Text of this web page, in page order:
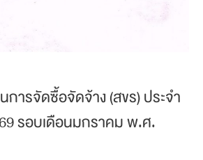
การจัดซื้อจัดจ้าง (สขร) ประจำ
รอบเดือนมกราคม พ.ศ.